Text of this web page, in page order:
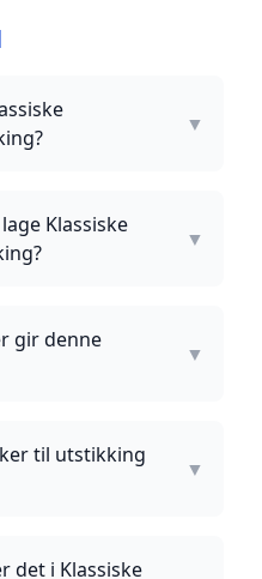
▼
Klassiske
▼
gir denne
▼
til utstikking
▼
det i Klassiske